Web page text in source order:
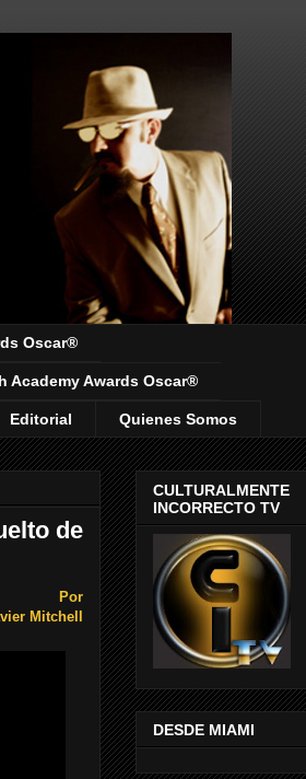
Oscar®
Academy Awards Oscar®
Editorial Quienes Somos
de
Por
Mitchell
CULTURALMENTE
INCORRECTO TV
DESDE MIAMI